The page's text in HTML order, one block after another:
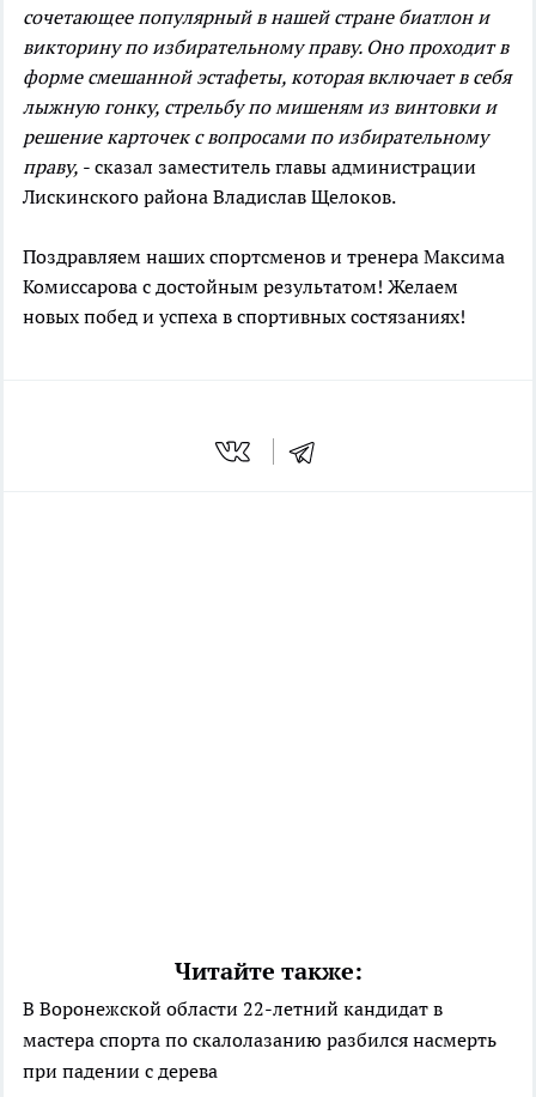
сочетающее популярный в нашей стране биатлон и
викторину по избирательному праву. Оно проходит в
форме смешанной эстафеты, которая включает в себя
лыжную гонку, стрельбу по мишеням из винтовки и
решение карточек с вопросами по избирательному
праву, - сказал заместитель главы администрации
Лискинского района Владислав Щелоков.
Поздравляем наших спортсменов и тренера Максима
Комиссарова с достойным результатом! Желаем
новых побед и успеха в спортивных состязаниях!
Читайте также:
В Воронежской области 22-летний кандидат в
мастера спорта по скалолазанию разбился насмерть
при падении с дерева